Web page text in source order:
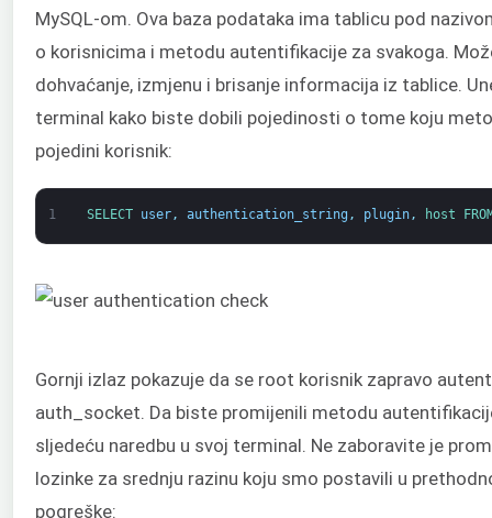
MySQL-om. Ova baza podataka ima tablicu pod
o korisnicima i metodu autentifikacije za svakoga.
dohvaćanje, izmjenu i brisanje informacija iz tablice.
terminal kako biste dobili pojedinosti o tome koju
pojedini korisnik:
1 SELECT user, authentication_string , plugin, host
Gornji izlaz pokazuje da se root korisnik zapravo
auth_socket. Da biste promijenili metodu
sljedeću naredbu u svoj terminal. Ne zaboravite je
lozinke za srednju razinu koju smo postavili u
pogreške: